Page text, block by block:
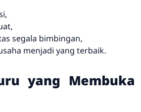
segala bimbingan,
menjadi yang terbaik.
yang Membuka